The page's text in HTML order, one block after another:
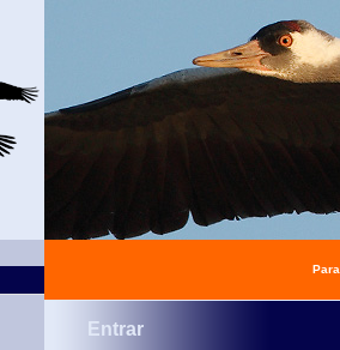
Entrar